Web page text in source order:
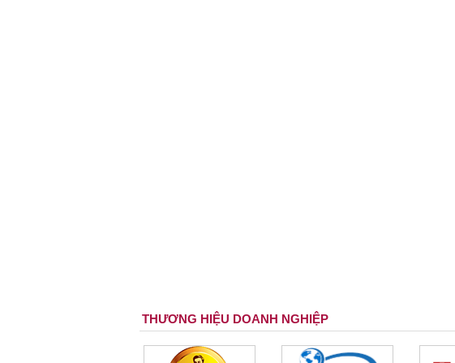
THƯƠNG HIỆU DOANH NGHIỆP